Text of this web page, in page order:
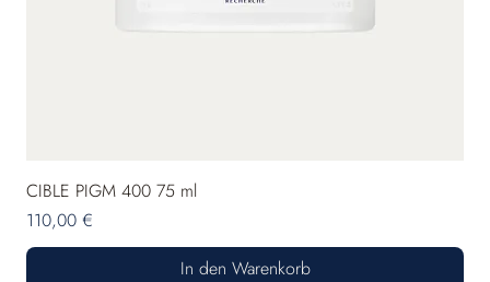
CIBLE PIGM 400 75 ml
Preis
110,00 €
In den Warenkorb